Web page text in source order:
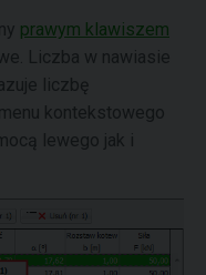
prawym klawiszem
Liczba w nawiasie
liczbę
kontekstowego
lewego jak i